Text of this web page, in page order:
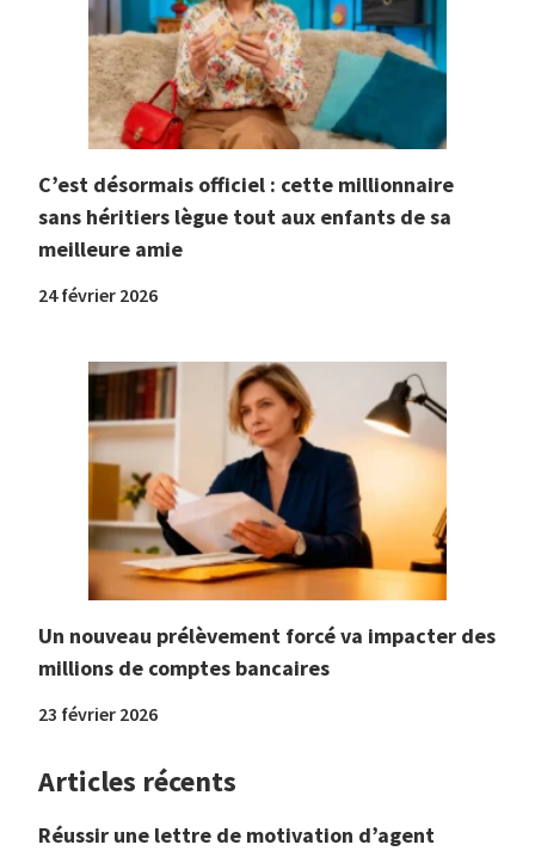
C’est désormais officiel : cette millionnaire
sans héritiers lègue tout aux enfants de sa
meilleure amie
24 février 2026
Un nouveau prélèvement forcé va impacter des
millions de comptes bancaires
23 février 2026
Articles récents
Réussir une lettre de motivation d’agent